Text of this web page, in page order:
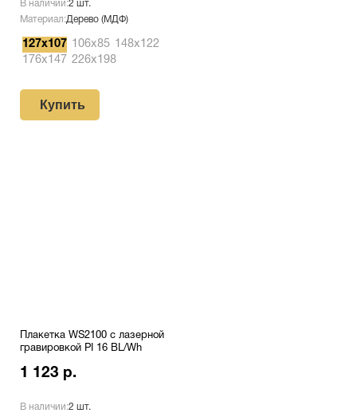
В наличии:2 шт.
Материал:Дерево (МДФ)
127х107 106х85 148х122
176х147 226х198
Купить
Плакетка WS2100 с лазерной
гравировкой PI 16 BL/Wh
1 123 р.
В наличии:2 шт.